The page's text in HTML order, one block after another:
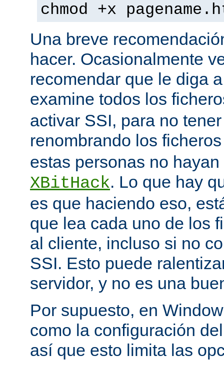
chmod +x
Una breve
hacer. Ocasionalmente
recomendar que le diga
examine todos los
activar SSI, para no
renombrando los
estas personas no
XBitHack. Lo que hay
es que haciendo eso,
que lea cada uno de los
al cliente, incluso si no
SSI. Esto puede
servidor, y no es una
Por supuesto, en
como la configuración
así que esto limita las